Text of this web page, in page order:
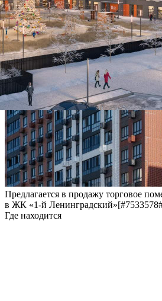
Предлагается в продажу торговое
в ЖК «1-й
Где находится